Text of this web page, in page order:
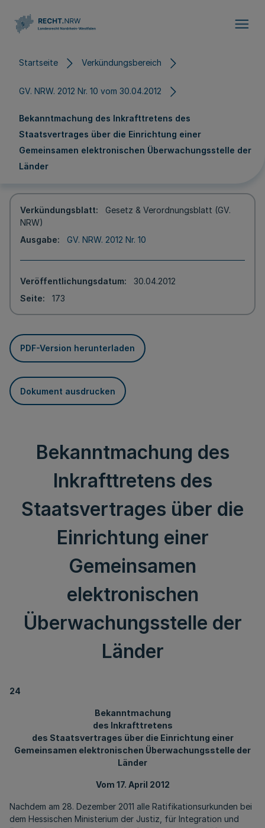
Startseite Verkündungsbereich
GV. NRW. 2012 Nr. 10 vom 30.04.2012
Bekanntmachung des Inkrafttretens des
Staatsvertrages über die Einrichtung einer
Gemeinsamen elektronischen Überwachungsstelle der
Länder
Verkündungsblatt
Gesetz & Verordnungsblatt (GV.
NRW)
Ausgabe
GV. NRW. 2012 Nr. 10
Veröffentlichungsdatum
30.04.2012
Seite
173
PDF-Version herunterladen
Dokument ausdrucken
Bekanntmachung des
Inkrafttretens des
Staatsvertrages über die
Einrichtung einer
Gemeinsamen
elektronischen
Überwachungsstelle der
Länder
24
Bekanntmachung
des Inkrafttretens
des Staatsvertrages über die Einrichtung einer
Gemeinsamen elektronischen Überwachungsstelle der
Länder
Vom 17. April 2012
Nachdem am 28. Dezember 2011 alle Ratifikationsurkunden bei
dem Hessischen Ministerium der Justiz, für Integration und